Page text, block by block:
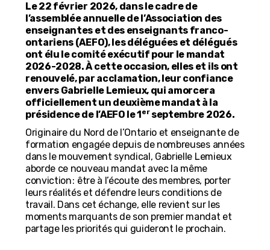
Le 22 février 2026, dans le cadre de
l’assemblée annuelle de l’Association des
enseignantes et des enseignants franco-
ontariens (AEFO), les déléguées et délégués
ont élu le comité exécutif pour le mandat
2026-2028. À cette occasion, elles et ils ont
renouvelé, par acclamation, leur confiance
envers Gabrielle Lemieux, qui amorcera
officiellement un deuxième mandat à la
présidence de l’AEFO le 1 erseptembre 2026.
Originaire du Nord de l’Ontario et enseignante de
formation engagée depuis de nombreuses années
dans le mouvement syndical, Gabrielle Lemieux
aborde ce nouveau mandat avec la même
conviction : être à l’écoute des membres, porter
leurs réalités et défendre leurs conditions de
travail. Dans cet échange, elle revient sur les
moments marquants de son premier mandat et
partage les priorités qui guideront le prochain.